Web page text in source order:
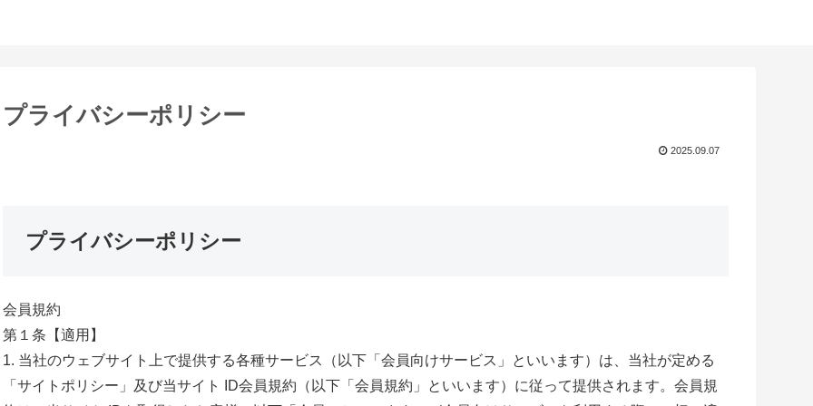
プライバシーポリシー
2025.09.07
プライバシーポリシー
会員規約
第１条【適用】
1. 当社のウェブサイト上で提供する各種サービス（以下「 会員向けサービス」といいます）は、当社が定める
「 サイトポリシー」及び当サイト ID会員規約（以下「会員規約」といいます） に従って提供されます。会員規